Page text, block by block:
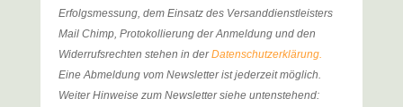
Erfolgsmessung, dem Einsatz des Versanddienstleisters
Mail Chimp, Protokollierung der Anmeldung und den
Widerrufsrechten stehen in derDatenschutzerklärung.
Eine Abmeldung vom Newsletter ist jederzeit möglich.
Weiter Hinweise zum Newsletter siehe untenstehend: